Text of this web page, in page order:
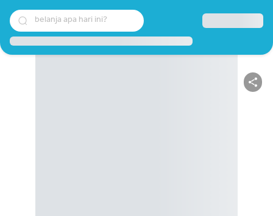
belanja apa hari ini?